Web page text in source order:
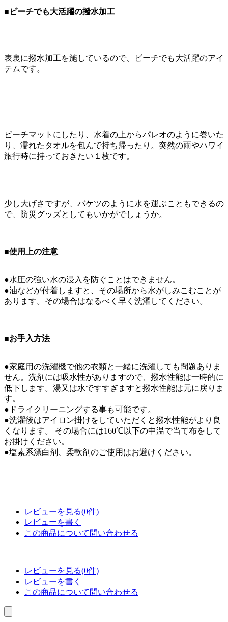
■ビーチでも大活躍の撥水加工
表裏に撥水加工を施しているので、ビーチでも大活躍のアイ
テムです。
ビーチマットにしたり、水着の上からパレオのように巻いた
り、濡れたタオルを包んで持ち帰ったり。突然の雨やハワイ
旅行時に持っておきたい１枚です。
少し大げさですが、バケツのように水を運ぶこともできるの
で、防災グッズとしてもいかがでしょうか。
■使用上の注意
●水圧の強い水の浸入を防ぐことはできません。
●油などが付着しますと、その場所から水がしみこむことが
あります。その場合はなるべく早く洗濯してください。
■お手入方法
●家庭用の洗濯機で他の衣類と一緒に洗濯しても問題ありま
せん。洗剤には吸水性がありますので、撥水性能は一時的に
低下します。湯又は水ですすぎますと撥水性能は元に戻りま
す。
●ドライクリーニングする事も可能です。
●洗濯後はアイロン掛けをしていただくと撥水性能がより良
くなります。 その場合には160℃以下の中温で当て布をして
お掛けください。
●塩素系漂白剤、柔軟剤のご使用はお避けください。
レビューを見る(0件)
レビューを書く
この商品について問い合わせる
レビューを見る(0件)
レビューを書く
この商品について問い合わせる